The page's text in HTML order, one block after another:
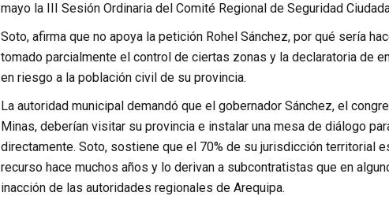
mayo la III Sesión Ordinaria del Comité Regional de Seguridad
Soto, afirma que no apoya la petición Rohel Sánchez, por qué sería
tomado parcialmente el control de ciertas zonas y la declaratoria de
en riesgo a la población civil de su provincia.
La autoridad municipal demandó que el gobernador Sánchez, el
Minas, deberían visitar su provincia e instalar una mesa de diálogo
directamente. Soto, sostiene que el 70% de su jurisdicción territorial
recurso hace muchos años y lo derivan a subcontratistas que en
inacción de las autoridades regionales de Arequipa.